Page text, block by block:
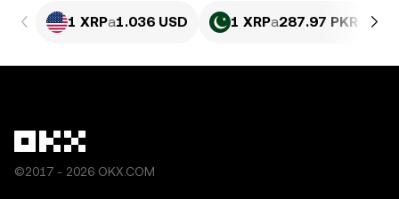
1 XRPa1.036 USD 1 XRPa287.97 PKR
©2017 - 2026 OKX.COM